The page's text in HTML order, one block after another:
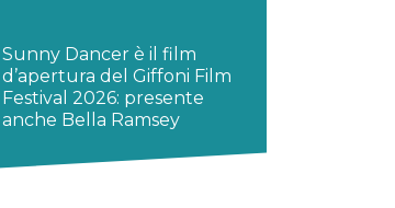
Sunny Dancer è il film
d’apertura del Giffoni Film
Festival 2026: presente
anche Bella Ramsey